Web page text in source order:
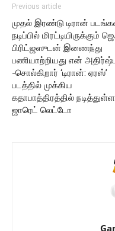
Previous article
முதல் இரண்டு டிரான்
நடிப்பில் மிரட்டியிருக்கும்
பிரிட்ஜஸுடன் இணைந்து
பணியாற்றியது என்
-சொல்கிறார் ‘டிரான்: ஏரஸ்’
படத்தில் முக்கிய
கதாபாத்திரத்தில் நடித்துள்ள
ஜாரெட் லெட்டோ